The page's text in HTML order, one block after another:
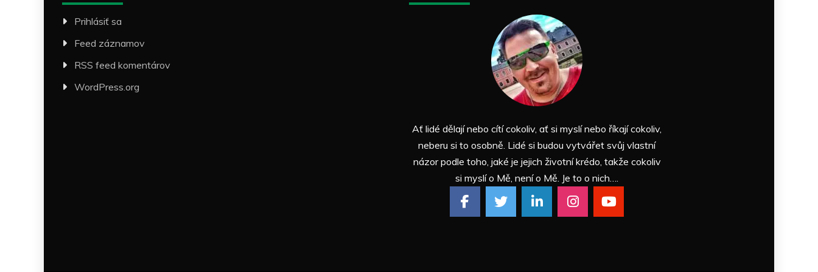
Prihlásiť sa
Feed záznamov
RSS feed komentárov
WordPress.org
Ať lidé dělají nebo cítí cokoliv, ať si myslí nebo říkají cokoliv,
neberu si to osobně. Lidé si budou vytvářet svůj vlastní
názor podle toho, jaké je jejich životní krédo, takže cokoliv
si myslí o Mě, není o Mě. Je to o nich….